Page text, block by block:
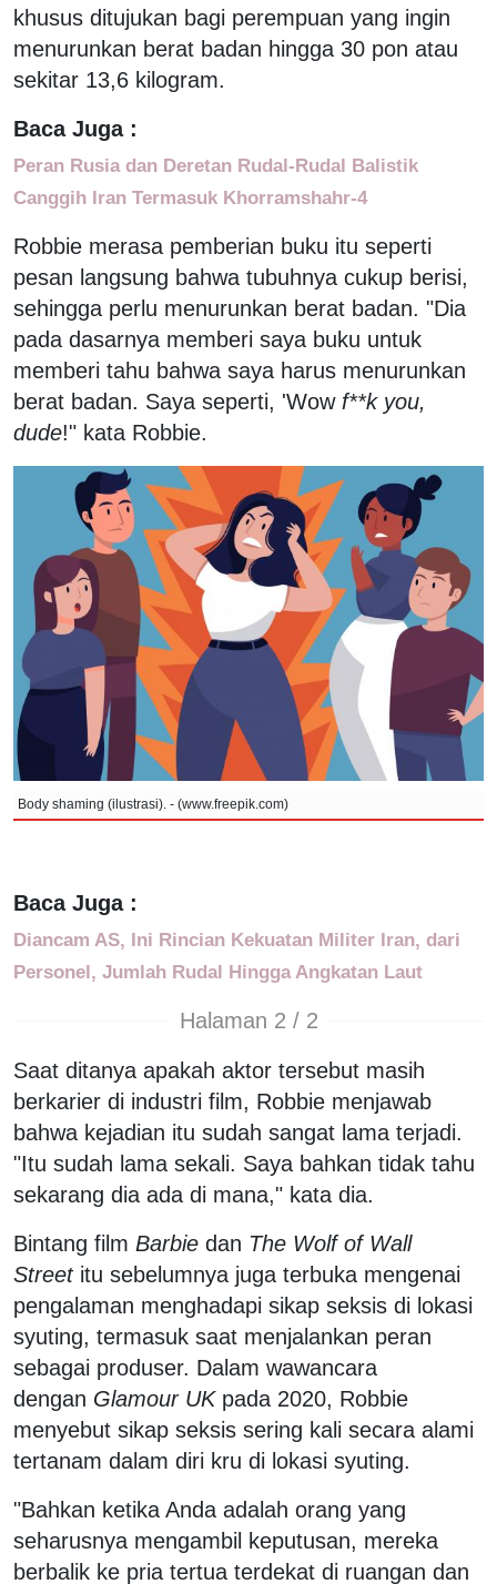
khusus ditujukan bagi perempuan yang ingin
menurunkan berat badan hingga 30 pon atau
sekitar 13,6 kilogram.
Baca Juga :
Peran Rusia dan Deretan Rudal-Rudal Balistik
Canggih Iran Termasuk Khorramshahr-4
Robbie merasa pemberian buku itu seperti
pesan langsung bahwa tubuhnya cukup berisi,
sehingga perlu menurunkan berat badan. "Dia
pada dasarnya memberi saya buku untuk
memberi tahu bahwa saya harus menurunkan
berat badan. Saya seperti, 'Wow f**k you,
dude!" kata Robbie.
Body shaming (ilustrasi). - (www.freepik.com)
Baca Juga :
Diancam AS, Ini Rincian Kekuatan Militer Iran, dari
Personel, Jumlah Rudal Hingga Angkatan Laut
Halaman 2 / 2
Saat ditanya apakah aktor tersebut masih
berkarier di industri film, Robbie menjawab
bahwa kejadian itu sudah sangat lama terjadi.
"Itu sudah lama sekali. Saya bahkan tidak tahu
sekarang dia ada di mana," kata dia.
Bintang film Barbie dan The Wolf of Wall
Streetitu sebelumnya juga terbuka mengenai
pengalaman menghadapi sikap seksis di lokasi
syuting, termasuk saat menjalankan peran
sebagai produser. Dalam wawancara
dengan Glamour UKpada 2020, Robbie
menyebut sikap seksis sering kali secara alami
tertanam dalam diri kru di lokasi syuting.
"Bahkan ketika Anda adalah orang yang
seharusnya mengambil keputusan, mereka
berbalik ke pria tertua terdekat di ruangan dan